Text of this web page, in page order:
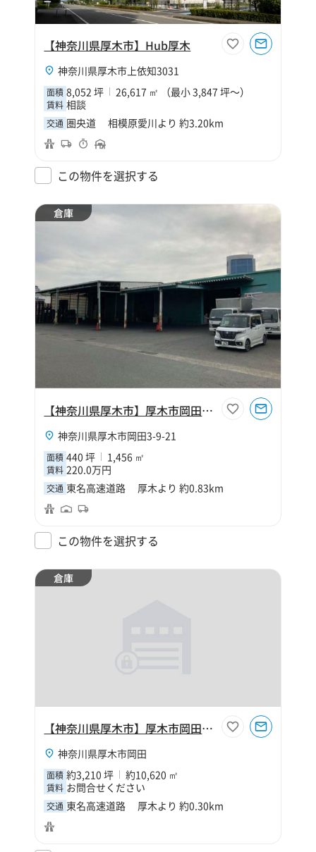
【神奈川県厚木市】Hub厚木
神奈川県厚木市上依知3031
面積 8,052 坪 26,617 ㎡ （最小 3,847 坪～）
賃料 相談
交通 圏央道 相模原愛川より 約3.20km
この物件を選択する
倉庫
【神奈川県厚木市】厚木市岡田3丁目440坪倉庫
神奈川県厚木市岡田3-9-21
面積 440 坪 1,456 ㎡
賃料 220.0万円
交通 東名高速道路 厚木より 約0.83km
この物件を選択する
倉庫
【神奈川県厚木市】厚木市岡田3210坪倉庫
神奈川県厚木市岡田
面積 約3,210 坪 約10,620 ㎡
賃料 お問合せください
交通 東名高速道路 厚木より 約0.30km